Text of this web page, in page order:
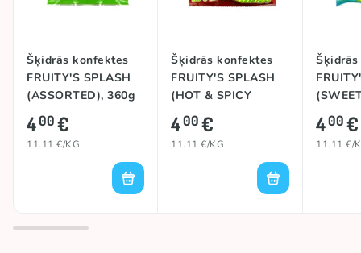
Šķidrās konfektes
FRUITY'S SPLASH
(ASSORTED), 360g
400€
11.11 €/KG
Šķidrās konfektes
FRUITY'S SPLASH
(HOT & SPICY
ASSORTED), 360g
400€
11.11 €/KG
400€
11.11 €/